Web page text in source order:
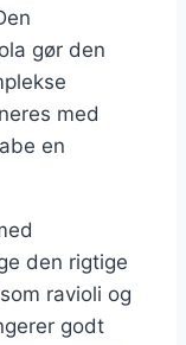
gør den
med
en
den rigtige
ravioli og
godt